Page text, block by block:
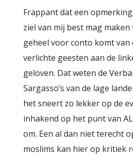
Frappant dat een
ziel van mij best mag
geheel voor conto komt van
verlichte geesten aan de
geloven. Dat weten de
Sargasso’s van de lage
het sneert zo lekker op de
inhakend op het punt van
om. Een al dan niet terecht
moslims kan hier op kritiek